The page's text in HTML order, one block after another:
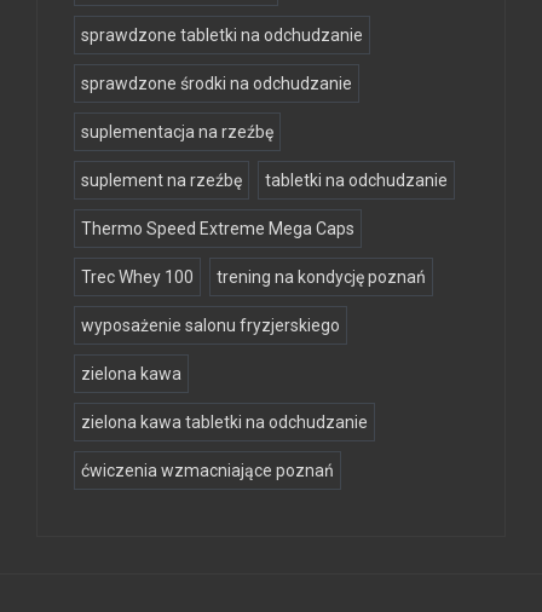
sprawdzone tabletki na odchudzanie
sprawdzone środki na odchudzanie
suplementacja na rzeźbę
suplement na rzeźbę tabletki na odchudzanie
Thermo Speed Extreme Mega Caps
Trec Whey 100 trening na kondycję poznań
wyposażenie salonu fryzjerskiego
zielona kawa
zielona kawa tabletki na odchudzanie
ćwiczenia wzmacniające poznań